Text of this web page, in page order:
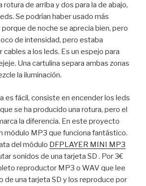
rotura de arriba y dos para la de abajo,
Se podrían haber usado más
porque de noche se aprecia bien, pero
de intensidad, pero estaba
cables a los leds. Es un espejo para
Una cartulina separa ambas zonas
la iluminación.
es fácil, consiste en encender los leds
se ha producido una rotura, pero el
la diferencia. En este proyecto
módulo MP3 que funciona fantástico.
del módulo DFPLAYER MINI MP3
sonidos de una tarjeta SD . Por 3€
reproductor MP3 o WAV que lee
de una tarjeta SD y los reproduce por